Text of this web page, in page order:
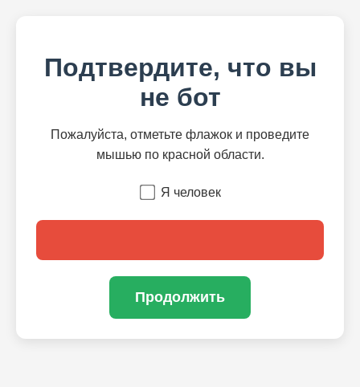
Подтвердите, что вы
не бот
Пожалуйста, отметьте флажок и проведите
мышью по красной области.
Я человек
Продолжить